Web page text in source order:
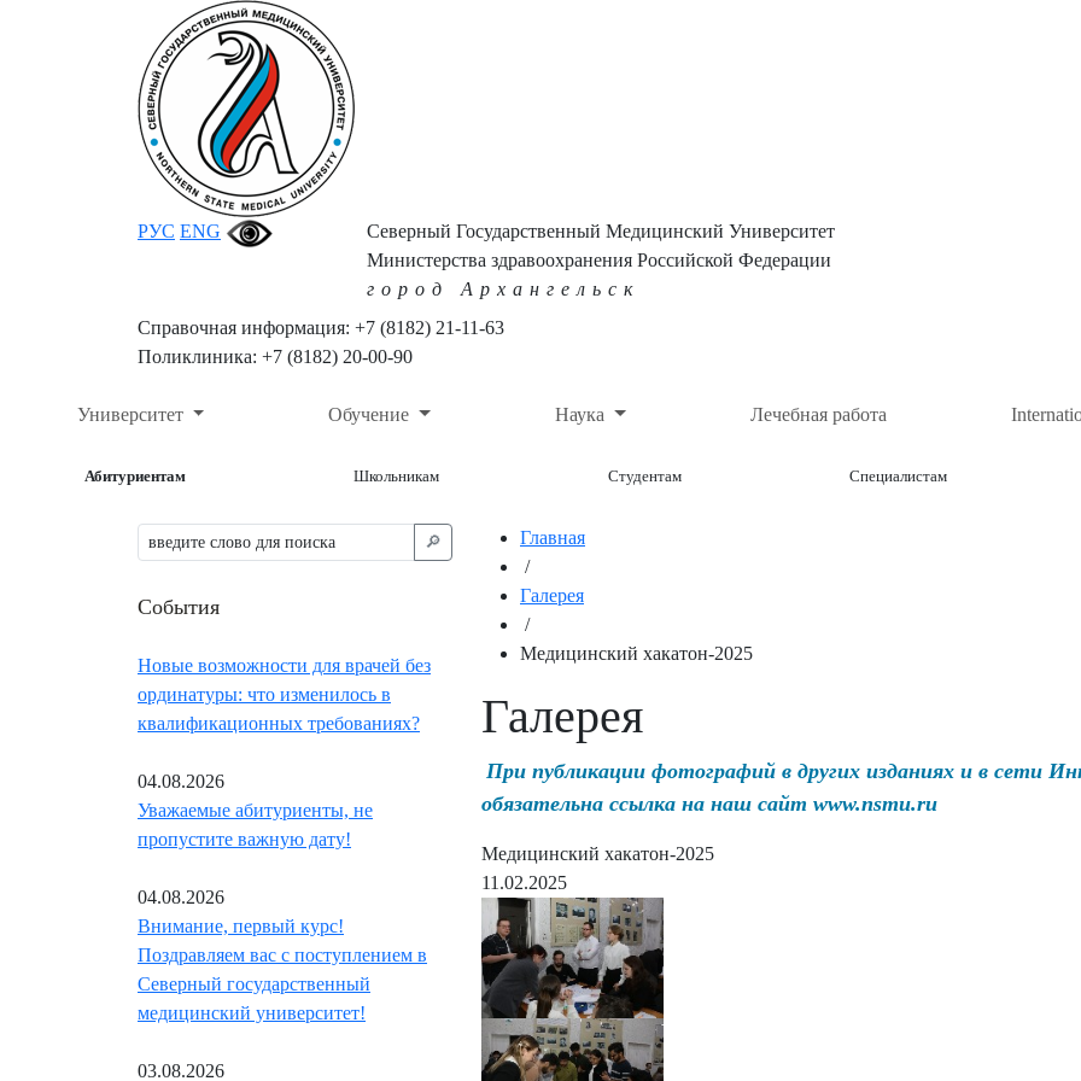
РУС ENG
Северный Государственный Медицинский Университет
Министерства здравоохранения Российской Федерации
город Архангельск
Справочная информация: +7 (8182) 21-11-63
Поликлиника: +7 (8182) 20-00-90
Университет Обучение Наука Лечебная работа
Абитуриентам Школьникам Студентам Специалистам
🔎︎
События
Новые возможности для врачей без
ординатуры: что изменилось в
квалификационных требованиях?
04.08.2026
Уважаемые абитуриенты, не
пропустите важную дату!
04.08.2026
Внимание, первый курс!
Поздравляем вас с поступлением в
Северный государственный
медицинский университет!
03.08.2026
Главная
/
Галерея
/
Медицинский хакатон-2025
Галерея
При публикации фотографий в других изданиях и в сети
обязательна ссылка на наш сайт www.nsmu.ru
Медицинский хакатон-2025
11.02.2025